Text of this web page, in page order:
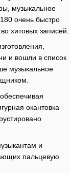
музыкальное
очень быстро
хитовых записей.
и вошли в список
музыкальное
окантовка
и
пальцевую